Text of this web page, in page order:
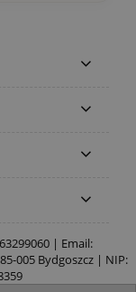
| Email:
005 Bydgoszcz | NIP: